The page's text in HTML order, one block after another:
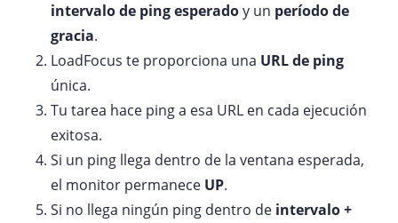
intervalo de ping esperadoy un período de
gracia.
LoadFocus te proporciona una URL de ping
única.
Tu tarea hace ping a esa URL en cada ejecución
exitosa.
Si un ping llega dentro de la ventana esperada,
el monitor permanece UP.
Si no llega ningún ping dentro de intervalo +